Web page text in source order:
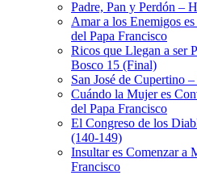
Padre, Pan y Perdón –
Amar a los Enemigos
del Papa Francisco
Ricos que Llegan a ser
Bosco 15 (Final)
San José de Cupertino
Cuándo la Mujer es
del Papa Francisco
El Congreso de los
(140-149)
Insultar es Comenzar a
Francisco